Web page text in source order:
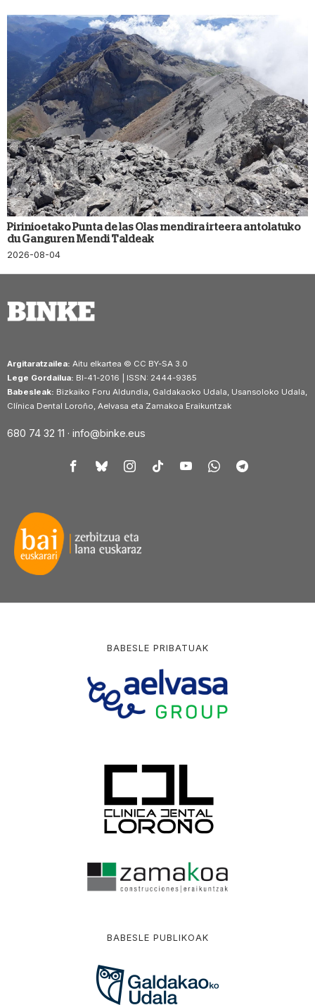
Pirinioetako Punta de las Olas mendira irteera antolatuko
du Ganguren Mendi Taldeak
2026-08-04
Argitaratzailea: Aitu elkartea © CC BY-SA 3.0
Lege Gordailua: BI-41-2016 | ISSN: 2444-9385
Babesleak: Bizkaiko Foru Aldundia, Galdakaoko Udala, Usansoloko Udala,
Clínica Dental Loroño, Aelvasa eta Zamakoa Eraikuntzak
680 74 32 11 · info@binke.eus
BABESLE PRIBATUAK
BABESLE PUBLIKOAK